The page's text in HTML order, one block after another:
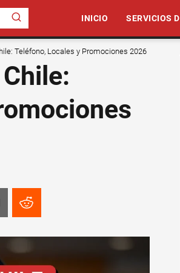
INICIO SERVICIOS
Teléfono, Locales y Promociones 2026